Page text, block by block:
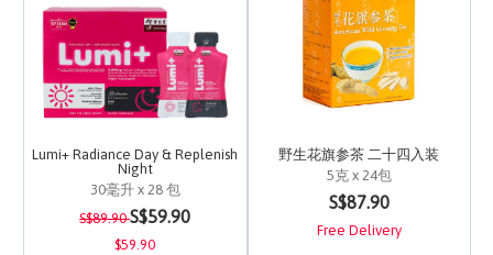
Lumi+ Radiance Day & Replenish
Night
30毫升 x 28 包
3.4 out of 5 Customer Rating
Price reduced from
S$89.90to
S$59.90
$59.90
野生花旗参茶 二十四入装
5克 x 24包
3.3 out of 5 Customer
S$87.90
Free Delivery